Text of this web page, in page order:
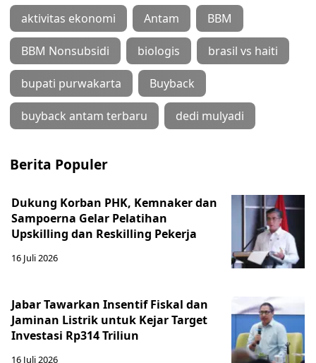
aktivitas ekonomi Antam BBM
BBM Nonsubsidi biologis brasil vs haiti
bupati purwakarta Buyback
buyback antam terbaru dedi mulyadi
Berita Populer
Dukung Korban PHK, Kemnaker dan
Sampoerna Gelar Pelatihan
Upskilling dan Reskilling Pekerja
16 Juli 2026
Jabar Tawarkan Insentif Fiskal dan
Jaminan Listrik untuk Kejar Target
Investasi Rp314 Triliun
16 Juli 2026